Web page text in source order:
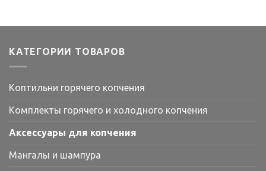
КАТЕГОРИИ ТОВАРОВ
Коптильни горячего копчения
Комплекты горячего и холодного копчения
Аксессуары для копчения
Мангалы и шампура